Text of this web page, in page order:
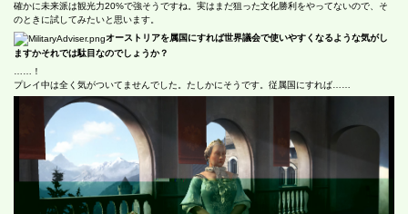
確かに未来派は観光力20%で強そうですね。実はまだ狙った文化勝利をやってないので、そ
のときに試してみたいと思います。
オーストリアを属国にすれば世界議会で使いやすくなるような気がし
ますかそれでは駄目なのでしょうか？
……！
プレイ中は全く気がついてませんでした。たしかにそうです。従属国にすれば……